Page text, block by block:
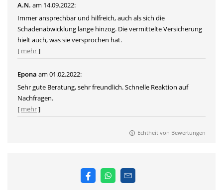
A.N. am 14.09.2022:
Immer ansprechbar und hilfreich, auch als sich die
Schadenabwicklung lange hinzog. Die vermittelte Versicherung
hielt auch, was sie versprochen hat.
[ mehr]
Epona am 01.02.2022:
Sehr gute Beratung, sehr freundlich. Schnelle Reaktion auf
Nachfragen.
[ mehr]
Echtheit von Bewertungen